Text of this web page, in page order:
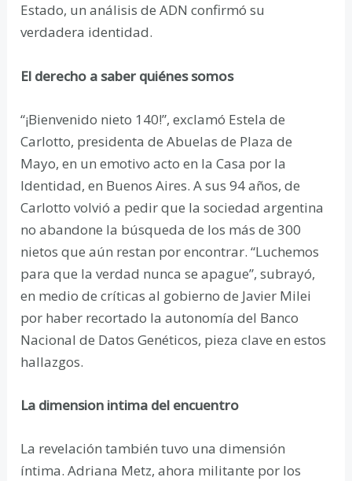
Estado, un análisis de ADN confirmó su
verdadera identidad.
El derecho a saber quiénes somos
“¡Bienvenido nieto 140!”, exclamó Estela de
Carlotto, presidenta de Abuelas de Plaza de
Mayo, en un emotivo acto en la Casa por la
Identidad, en Buenos Aires. A sus 94 años, de
Carlotto volvió a pedir que la sociedad argentina
no abandone la búsqueda de los más de 300
nietos que aún restan por encontrar. “Luchemos
para que la verdad nunca se apague”, subrayó,
en medio de críticas al gobierno de Javier Milei
por haber recortado la autonomía del Banco
Nacional de Datos Genéticos, pieza clave en estos
hallazgos.
La dimension intima del encuentro
La revelación también tuvo una dimensión
íntima. Adriana Metz, ahora militante por los